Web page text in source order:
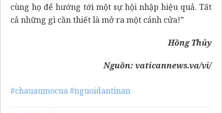
cùng họ để hướng tới một sự hội nhập hiệu quả. Tất
cả những gì cần thiết là mở ra một cánh cửa!”
Hồng Thủy
Nguồn: vaticannews.va/vi/
#chauaumocua#nguoidantinan